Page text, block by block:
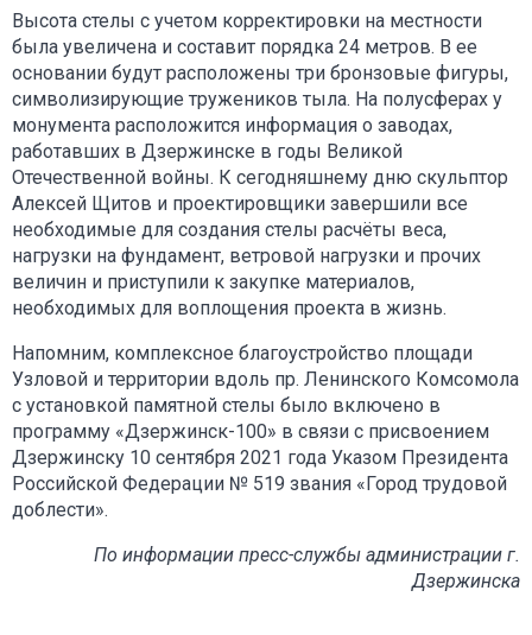
Высота стелы с учетом корректировки на местности
была увеличена и составит порядка 24 метров. В ее
основании будут расположены три бронзовые фигуры,
символизирующие тружеников тыла. На полусферах у
монумента расположится информация о заводах,
работавших в Дзержинске в годы Великой
Отечественной войны. К сегодняшнему дню скульптор
Алексей Щитов и проектировщики завершили все
необходимые для создания стелы расчёты веса,
нагрузки на фундамент, ветровой нагрузки и прочих
величин и приступили к закупке материалов,
необходимых для воплощения проекта в жизнь.
Напомним, комплексное благоустройство площади
Узловой и территории вдоль пр. Ленинского Комсомола
с установкой памятной стелы было включено в
программу «Дзержинск-100» в связи с присвоением
Дзержинску 10 сентября 2021 года Указом Президента
Российской Федерации № 519 звания «Город трудовой
доблести».
По информации пресс-службы администрации г.
Дзержинска